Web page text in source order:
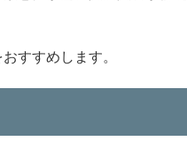
すすめします。